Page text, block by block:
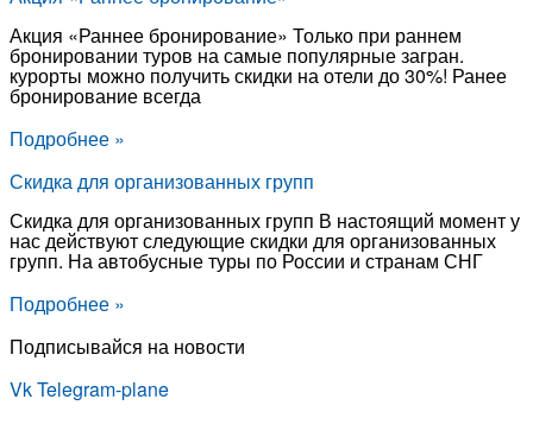
Акция «Раннее бронирование» Только при раннем
бронировании туров на самые популярные загран.
курорты можно получить скидки на отели до 30%! Ранее
бронирование всегда
Подробнее »
Скидка для организованных групп
Скидка для организованных групп В настоящий момент у
нас действуют следующие скидки для организованных
групп. На автобусные туры по России и странам СНГ
Подробнее »
Подписывайся на новости
VkTelegram-plane